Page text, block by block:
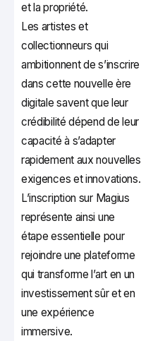
et la propriété.
Les artistes et
collectionneurs qui
ambitionnent de s’inscrire
dans cette nouvelle ère
digitale savent que leur
crédibilité dépend de leur
capacité à s’adapter
rapidement aux nouvelles
exigences et innovations.
L’inscription sur Magius
représente ainsi une
étape essentielle pour
rejoindre une plateforme
qui transforme l’art en un
investissement sûr et en
une expérience
immersive.